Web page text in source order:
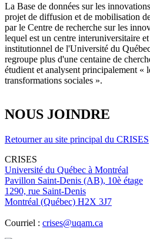
La Base de données sur les
projet de diffusion et de mobilisation
par le Centre de recherche sur les
lequel est un centre interuniversitaire
institutionnel de l'Université du
regroupe plus d'une centaine de
étudient et analysent principalement «
transformations sociales ».
NOUS JOINDRE
Retourner au site principal du CRISES
CRISES
Université du Québec à Montréal
Pavillon Saint-Denis (AB), 10è étage
1290, rue Saint-Denis
Montréal (Québec) H2X 3J7
Courriel : crises@uqam.ca